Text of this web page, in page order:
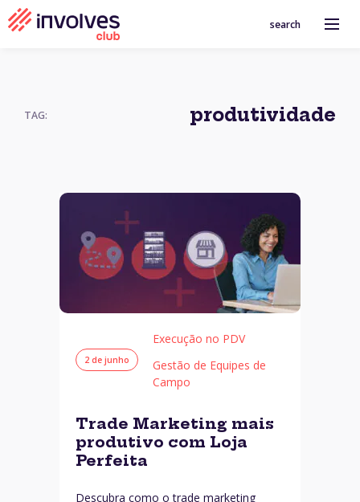
search
TAG: produtividade
2 de junho
Execução no PDV
Gestão de Equipes de
Campo
Trade Marketing mais
produtivo com Loja
Perfeita
Descubra como o trade marketing